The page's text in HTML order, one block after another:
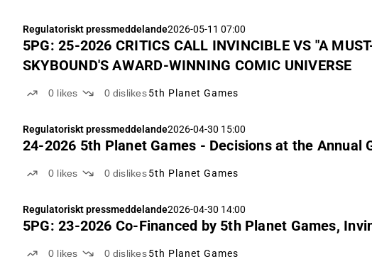
Regulatoriskt pressmeddelande2026-05-11 07:00
5PG: 25-2026 CRITICS CALL INVINCIBLE VS "A MUST-PLAY FOR INVINCIBLE
SKYBOUND'S AWARD-WINNING COMIC UNIVERSE
0 likes 0 dislikes 5th Planet Games
Regulatoriskt pressmeddelande2026-04-30 15:00
24-2026 5th Planet Games - Decisions at the Annual
0 likes 0 dislikes 5th Planet Games
Regulatoriskt pressmeddelande2026-04-30 14:00
5PG: 23-2026 Co-Financed by 5th Planet Games,
0 likes 0 dislikes 5th Planet Games